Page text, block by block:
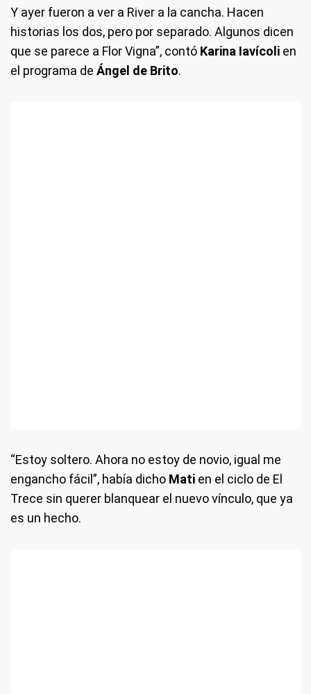
Y ayer fueron a ver a River a la cancha. Hacen
historias los dos, pero por separado. Algunos dicen
que se parece a Flor Vigna”, contó Karina Iavícoli en
el programa de Ángel de Brito.
“Estoy soltero. Ahora no estoy de novio, igual me
engancho fácil”, había dicho Mati en el ciclo de El
Trece sin querer blanquear el nuevo vínculo, que ya
es un hecho.